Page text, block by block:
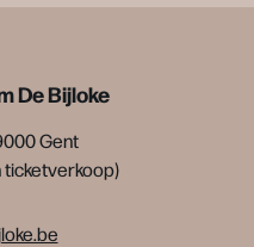
De Bijloke
Gent
ticketverkoop)